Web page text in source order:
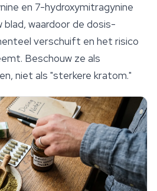
en 7-hydroxymitragynine
waardoor de dosis-
verschuift en het risico
Beschouw ze als
niet als "sterkere kratom."